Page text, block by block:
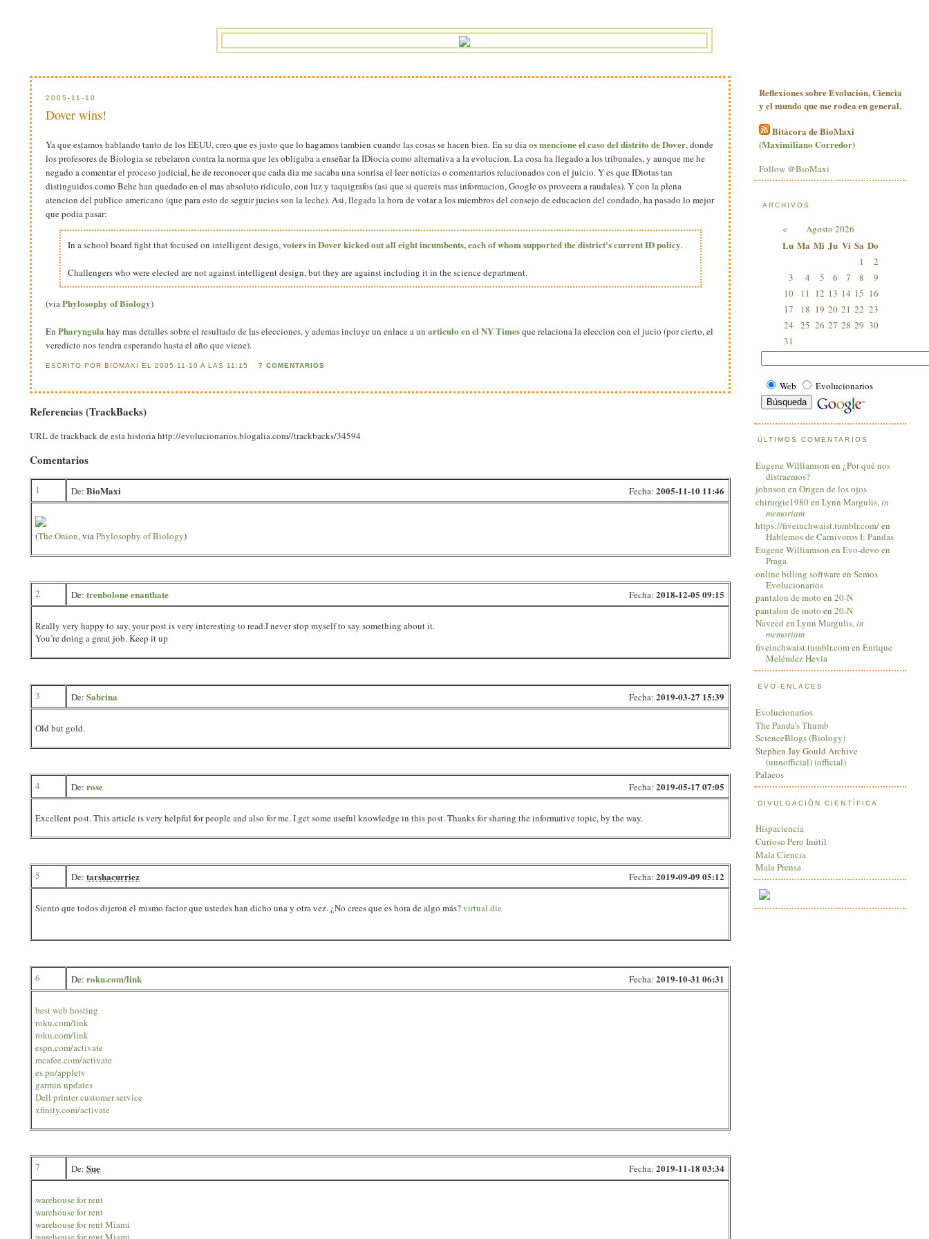
2005-11-10
Dover wins!
Ya que estamos hablando tanto de los EEUU, creo que es justo que lo hagamos tambien cuando las cosas se hacen bien. En su dia os mencione el caso del distrito de Dover, donde
los profesores de Biologia se rebelaron contra la norma que les obligaba a enseñar la IDiocia como alternativa a la evolucion. La cosa ha llegado a los tribunales, y aunque me he
negado a comentar el proceso judicial, he de reconocer que cada dia me sacaba una sonrisa el leer noticias o comentarios relacionados con el juicio. Y es que IDiotas tan
distinguidos como Behe han quedado en el mas absoluto ridiculo, con luz y taquigrafos (asi que si quereis mas informacion, Google os proveera a raudales). Y con la plena
atencion del publico americano (que para esto de seguir jucios son la leche). Asi, llegada la hora de votar a los miembros del consejo de educacion del condado, ha pasado lo mejor
que podia pasar:
In a school board fight that focused on intelligent design, voters in Dover kicked out all eight incumbents, each of whom supported the district's current ID policy.
Challengers who were elected are not against intelligent design, but they are against including it in the science department.
(via Phylosophy of Biology)
En Pharyngula hay mas detalles sobre el resultado de las elecciones, y ademas incluye un enlace a un articulo en el NY Timesque relaciona la eleccion con el jucio (por cierto, el
veredicto nos tendra esperando hasta el año que viene).
ESCRITO POR BIOMAXI EL 2005-11-10 A LAS 11:15 7 COMENTARIOS
Referencias (TrackBacks)
URL de trackback de esta historia http://evolucionarios.blogalia.com//trackbacks/34594
Comentarios
1 De: BioMaxi Fecha: 2005-11-10 11:46
(The Onion, viaPhylosophy of Biology)
2 De: trenbolone enanthate Fecha: 2018-12-05 09:15
Really very happy to say, your post is very interesting to read.I never stop myself to say something about it.
You’re doing a great job. Keep it up
3 De: Sabrina Fecha: 2019-03-27 15:39
Old but gold.
4 De: rose Fecha: 2019-05-17 07:05
Excellent post. This article is very helpful for people and also for me. I get some useful knowledge in this post. Thanks for sharing the informative topic, by the way.
5 De: tarshacurriez Fecha: 2019-09-09 05:12
Siento que todos dijeron el mismo factor que ustedes han dicho una y otra vez. ¿No crees que es hora de algo más?virtual die
6 De: roku.com/link Fecha: 2019-10-31 06:31
best web hosting
roku.com/link
roku.com/link
espn.com/activate
mcafee.com/activate
es.pn/appletv
garmin updates
Dell printer customer service
xfinity.com/activate
7 De: Sue Fecha: 2019-11-18 03:34
warehouse for rent
warehouse for rent
warehouse for rent Miami
Reflexiones sobre Evolución, Ciencia
y el mundo que me rodea en general.
Bitácora de BioMaxi
(Maximiliano Corredor)
Follow @BioMaxi
ARCHIVOS
< Agosto 2026
Lu Ma Mi Ju Vi Sa Do
1
2
3
4 5 6 7 8
9
10
11 12 13 14 15 16
17
18 19 20 21 22 23
24
25 26 27 28 29 30
31
Web Evolucionarios
ÚLTIMOS COMENTARIOS
Eugene Williamson en ¿Por qué nos
distraemos?
johnson en Origen de los ojos
chirurgie1980en Lynn Margulis,in
memoriam
https://fiveinchwaist.tumblr.com/en
Hablemos de Carnivoros I: Pandas
Eugene Williamson en Evo-devo en
Praga
online billing software en Semos
Evolucionarios
pantalon de moto en 20-N
pantalon de moto en 20-N
Naveed en Lynn Margulis,in
memoriam
fiveinchwaist.tumblr.comen Enrique
Meléndez Hevia
EVO-ENLACES
Evolucionarios
The Panda's Thumb
ScienceBlogs (Biology)
Stephen Jay Gould Archive
(unnofficial)(official)
Palaeos
DIVULGACIÓN CIENTÍFICA
Hispaciencia
Curioso Pero Inútil
Mala Ciencia
Mala Prensa